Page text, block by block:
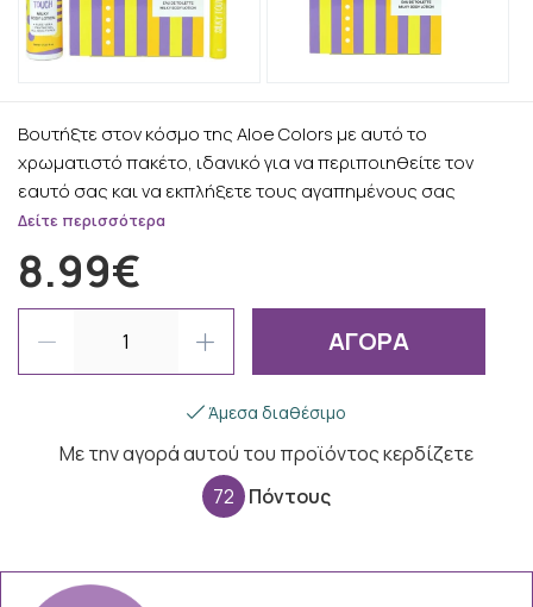
Βουτήξτε στον κόσμο της Aloe Colors με αυτό το
χρωματιστό πακέτο, ιδανικό για να περιποιηθείτε τον
εαυτό σας και να εκπλήξετε τους αγαπημένους σας
Δείτε περισσότερα
8.99€
ΑΓΟΡΑ
Άμεσα διαθέσιμο
Με την αγορά αυτού του προϊόντος κερδίζετε
72
Πόντους